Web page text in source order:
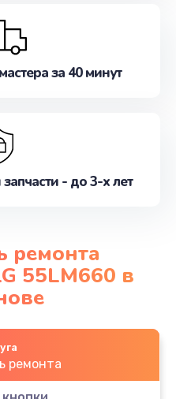
за 40 минут
- до 3-х лет
ремонта
55LM660 в
ремонта